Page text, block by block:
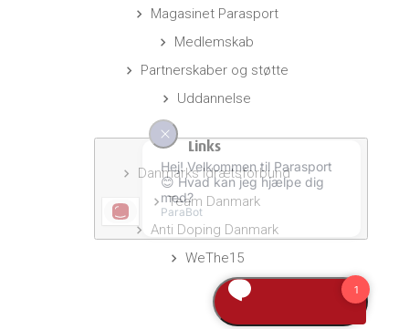
keyboard_arrow_right Magasinet Parasport
keyboard_arrow_right Medlemskab
keyboard_arrow_right Partnerskaber og støtte
keyboard_arrow_right Uddannelse
Links
keyboard_arrow_right Danmarks Idrætsforbund
keyboard_arrow_right Team Danmark
keyboard_arrow_right Anti Doping Danmark
keyboard_arrow_right WeThe15